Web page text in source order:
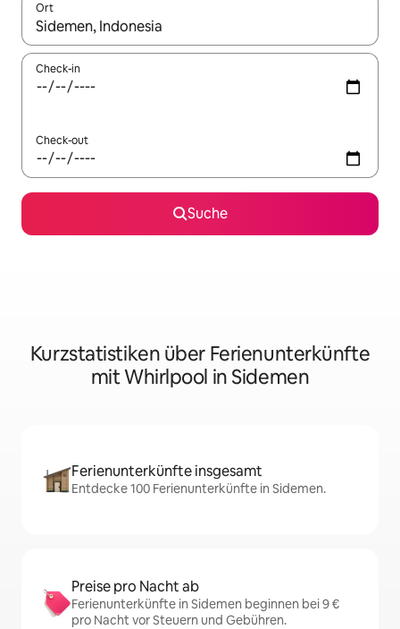
Ort
Wenn Ergebnisse verfügbar sind, navigiere mit den
Check-in
Check-out
Suche
Kurzstatistiken über Ferienunterkünfte
mit Whirlpool in Sidemen
Ferienunterkünfte insgesamt
Entdecke 100 Ferienunterkünfte in Sidemen.
Preise pro Nacht ab
Ferienunterkünfte in Sidemen beginnen bei 9 €
pro Nacht vor Steuern und Gebühren.